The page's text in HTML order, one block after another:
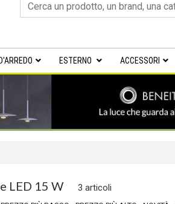
ESTERNO ACCESSORI
LED 15 W
3 articoli